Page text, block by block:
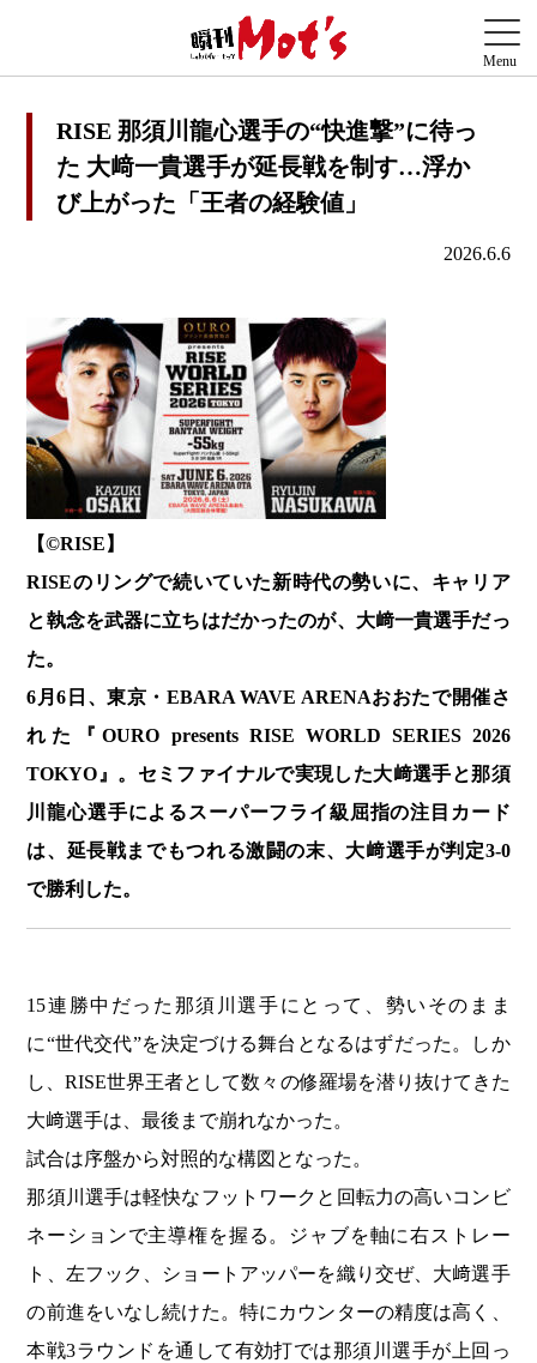
RISE 那須川龍心選手の“快進撃”に待っ
た 大﨑一貴選手が延長戦を制す…浮か
び上がった「王者の経験値」
2026.6.6
【©️RISE】
RISEのリングで続いていた新時代の勢いに、キャリア
と執念を武器に立ちはだかったのが、大﨑一貴選手だっ
た。
6月6日、東京・EBARA WAVE ARENAおおたで開催さ
れた『OURO presents RISE WORLD SERIES 2026
TOKYO』。セミファイナルで実現した大﨑選手と那須
川龍心選手によるスーパーフライ級屈指の注目カード
は、延長戦までもつれる激闘の末、大﨑選手が判定3-0
で勝利した。
15連勝中だった那須川選手にとって、勢いそのまま
に“世代交代”を決定づける舞台となるはずだった。しか
し、RISE世界王者として数々の修羅場を潜り抜けてきた
大﨑選手は、最後まで崩れなかった。
試合は序盤から対照的な構図となった。
那須川選手は軽快なフットワークと回転力の高いコンビ
ネーションで主導権を握る。ジャブを軸に右ストレー
ト、左フック、ショートアッパーを織り交ぜ、大﨑選手
の前進をいなし続けた。特にカウンターの精度は高く、
本戦3ラウンドを通して有効打では那須川選手が上回っ